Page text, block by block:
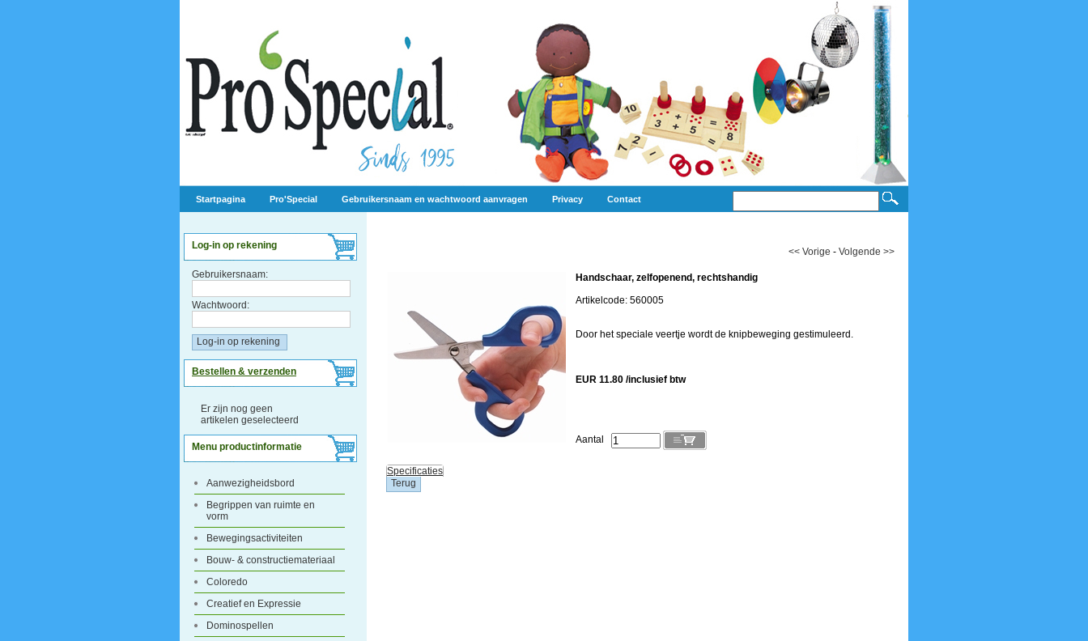
Startpagina Pro'Special Gebruikersnaam en wachtwoord aanvragen Privacy Contact
Log-in op rekening
Gebruikersnaam:
Wachtwoord:
Bestellen & verzenden
Er zijn nog geen
artikelen geselecteerd
Menu productinformatie
Aanwezigheidsbord
Begrippen van ruimte en
vorm
Bewegingsactiviteiten
Bouw- & constructiemateriaal
Coloredo
Creatief en Expressie
Dominospellen
<< Vorige - Volgende >>
Handschaar, zelfopenend, rechtshandig
Artikelcode: 560005
Door het speciale veertje wordt de knipbeweging gestimuleerd.
EUR 11.80 /inclusief btw
Aantal
Specificaties